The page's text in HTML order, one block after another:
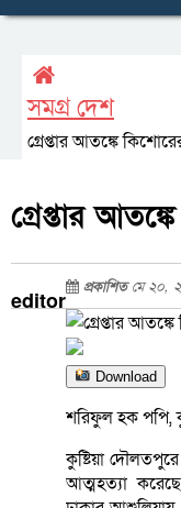
সমগ্র দেশ
গ্রেপ্তার আতঙ্কে
গ্রেপ্তার
editor
প্রকাশিতমে ২০,
Download
শরিফুল হক পপি,
কুষ্টিয়া
আত্মহত্যা